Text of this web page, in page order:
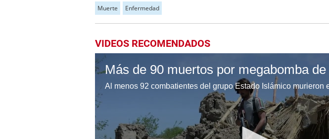
Muerte Enfermedad
VIDEOS RECOMENDADOS